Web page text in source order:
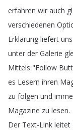
erfahren wir auch
verschiedenen
Erklärung liefert uns
unter der Galerie
Mittels "Follow
es Lesern ihren
zu folgen und
Magazine zu lesen.
Der Text-Link leitet